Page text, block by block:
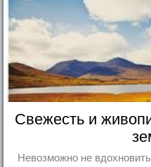
Свежесть и
Невозможно не